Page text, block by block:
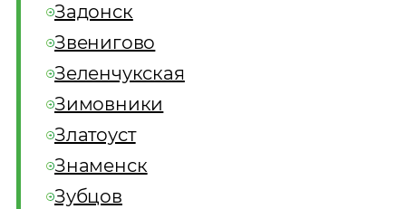
Задонск
Звенигово
Зеленчукская
Зимовники
Златоуст
Знаменск
Зубцов